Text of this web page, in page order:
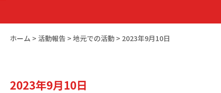
ホーム > 活動報告 > 地元での活動 > 2023年9月10日
2023年9月10日